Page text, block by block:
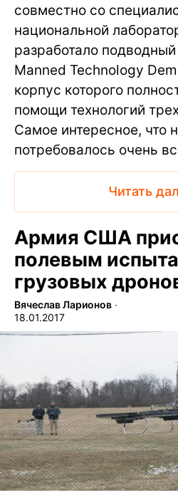
совместно со
национальной
разработало
Manned Technology
корпус которого
помощи технологий
Самое интересное, что
потребовалось очень
Читать
Армия США
полевым
грузовых
Вячеслав Ларионов ∙
18.01.2017